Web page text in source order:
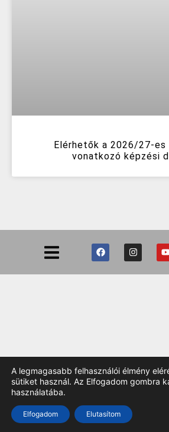
Elérhetők a 2026/27-es
vonatkozó képzési
A legmagasabb felhasználói élmény
sütiket használ. Az Elfogadom gombra
használatába.
Elfogadom Elutasítom